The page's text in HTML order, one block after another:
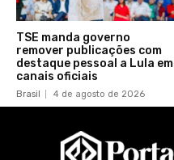
TSE manda governo
remover publicações com
destaque pessoal a Lula em
canais oficiais
Brasil 4 de agosto de 2026